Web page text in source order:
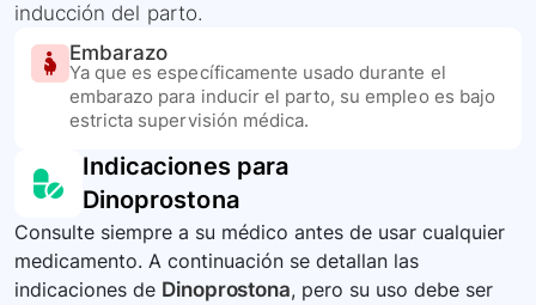
inducción del parto.
Embarazo
Ya que es específicamente usado durante el
embarazo para inducir el parto, su empleo es bajo
estricta supervisión médica.
Indicaciones para
Dinoprostona
Consulte siempre a su médico antes de usar cualquier
medicamento. A continuación se detallan las
indicaciones de Dinoprostona, pero su uso debe ser